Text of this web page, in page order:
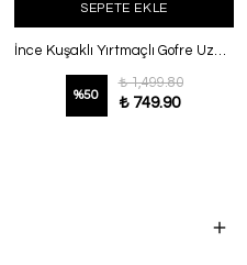
SEPETE EKLE
İnce Kuşaklı Yırtmaçlı Gofre Uzun Gömlek Siyah
%50
₺ 1,499.80
₺ 749.90